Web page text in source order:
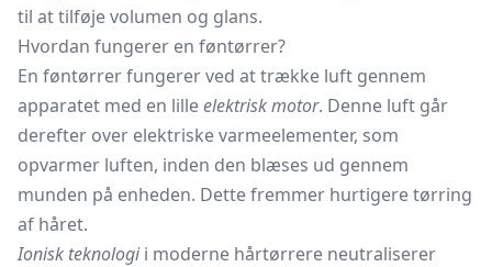
til at tilføje volumen og glans.
Hvordan fungerer en føntørrer?
En føntørrer fungerer ved at trække luft gennem
apparatet med en lilleelektrisk motor. Denne luft går
derefter over elektriske varmeelementer, som
opvarmer luften, inden den blæses ud gennem
munden på enheden. Dette fremmer hurtigere tørring
af håret.
Ionisk teknologii moderne hårtørrere neutraliserer